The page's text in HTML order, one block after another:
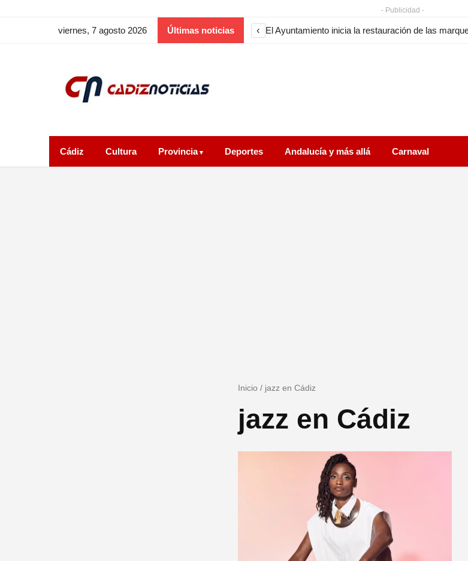
- Publicidad -
viernes, 7 agosto 2026 Últimas noticias ‹
Cádiz Cultura Provincia Deportes Andalucía y más allá Carnaval
Inicio / jazz en Cádiz
jazz en Cádiz